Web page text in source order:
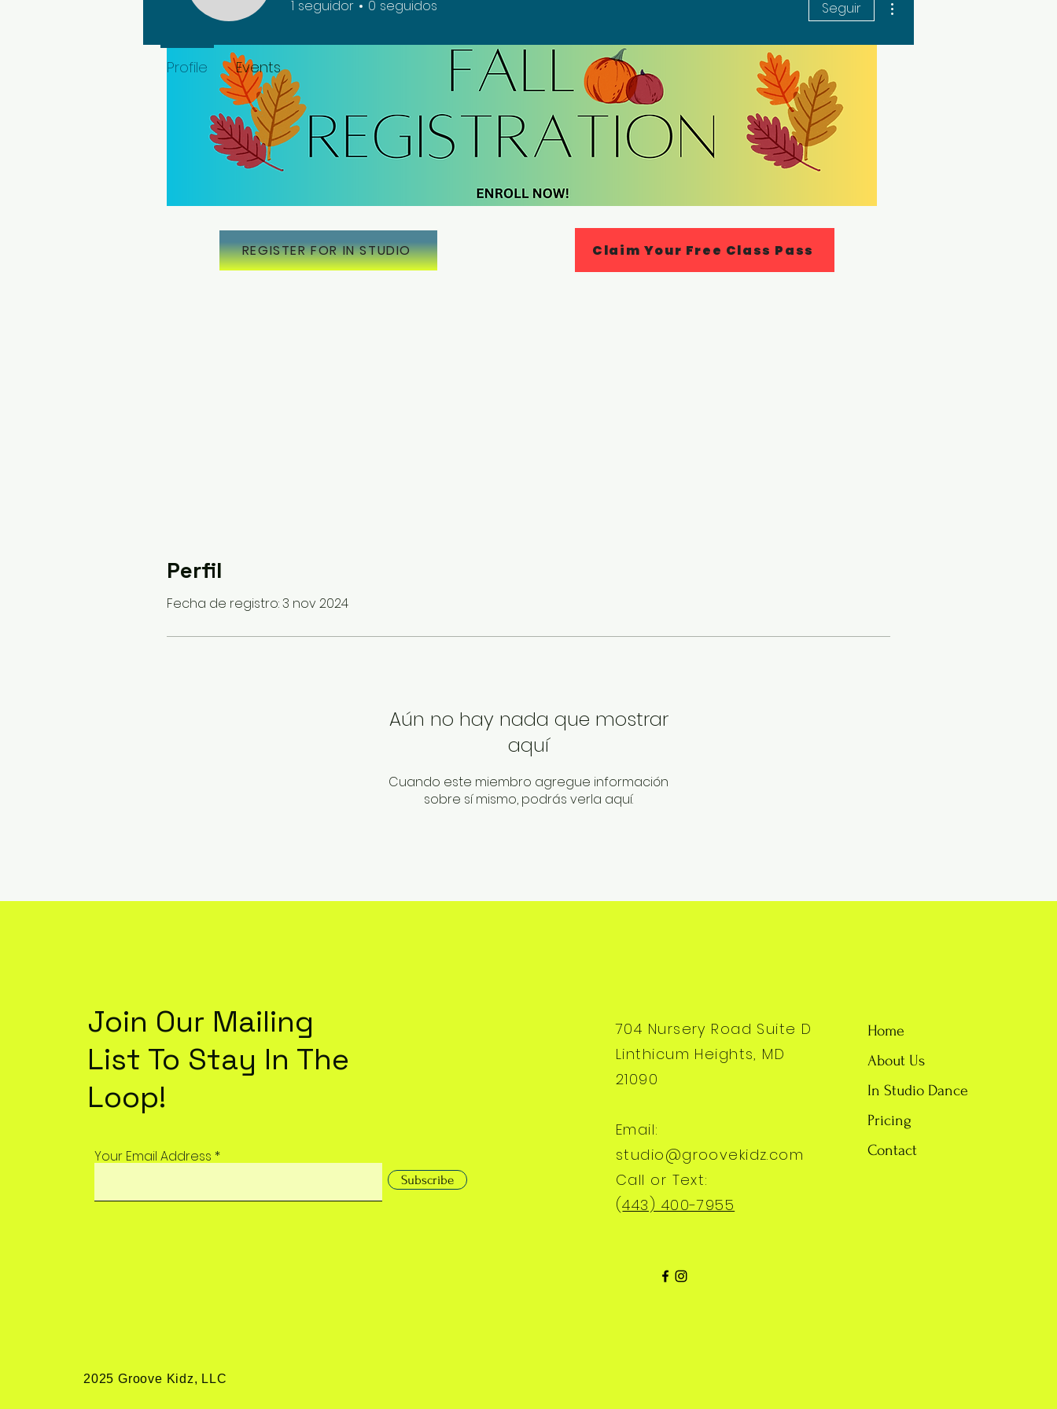
REGISTER FOR IN STUDIO Claim Your Free Class Pass
Perfil
Fecha de registro: 3 nov 2024
Aún no hay nada que mostrar
aquí
Cuando este miembro agregue información
sobre sí mismo, podrás verla aquí.
1 seguidor 0 seguidos Seguir
Profile Events
Join Our Mailing
List To Stay In The
Loop!
Your Email Address
Subscribe
2025 Groove Kidz, LLC
704 Nursery Road Suite D
Linthicum Heights, MD
21090
Email:
studio@groovekidz.com
Call or Text:
(443) 400-7955
Home
About Us
In Studio Dance
Pricing
Contact